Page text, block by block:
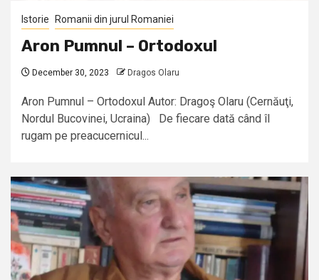
Istorie Romanii din jurul Romaniei
Aron Pumnul – Ortodoxul
December 30, 2023 Dragos Olaru
Aron Pumnul – Ortodoxul Autor: Dragoş Olaru (Cernăuţi,
Nordul Bucovinei, Ucraina) De fiecare dată când îl
rugam pe preacucernicul...